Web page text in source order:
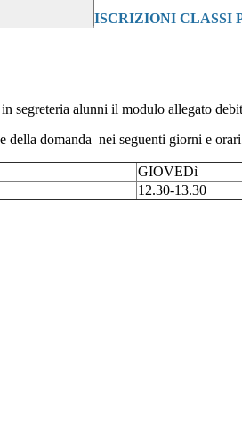
ISCRIZIONI CLASSI
segreteria alunni il modulo allegato
della domanda nei seguenti giorni e
GIOVEDì
12.30-13.30